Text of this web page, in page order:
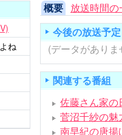
概要 放送時間の
今後の放送予定
(データがありま
関連する番組
佐藤さん家の
菅沼千紗の魅
南早紀の唐揚
ね